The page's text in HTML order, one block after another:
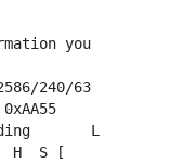
you chose:
240/63
0xAA55
LBA Info:
H  S [